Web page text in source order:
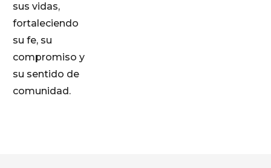
sus vidas,
fortaleciendo
su fe, su
compromiso y
su sentido de
comunidad.